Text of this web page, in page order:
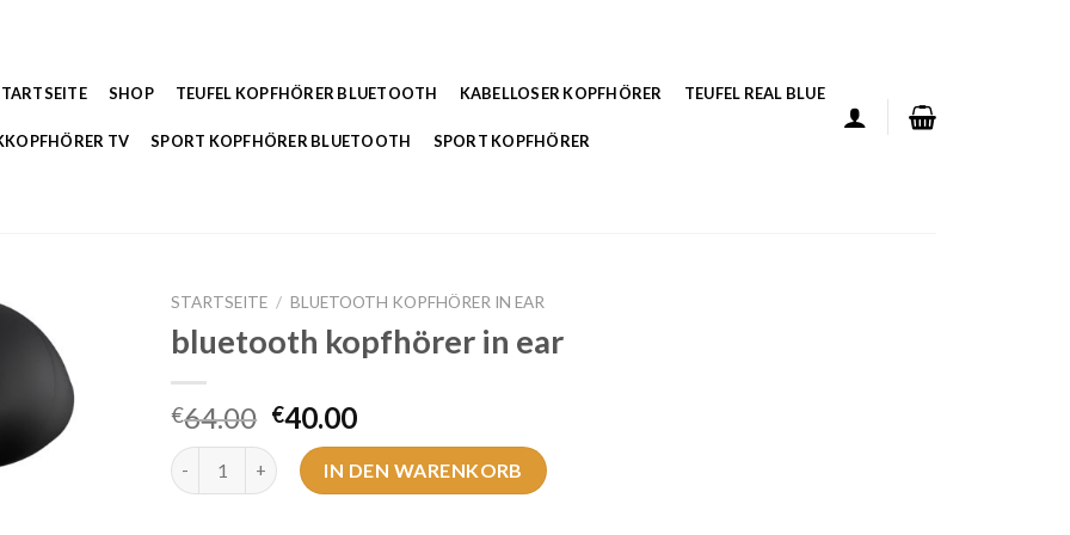
SHOP TEUFEL KOPFHÖRER BLUETOOTH KABELLOSER KOPFHÖRER TEUFEL REAL BLUE
TV SPORT KOPFHÖRER BLUETOOTH SPORT KOPFHÖRER
STARTSEITE / BLUETOOTH KOPFHÖRER IN EAR
bluetooth kopfhörer in ear
€64.00 €40.00
bluetooth kopfhörer in ear Menge
IN DEN WARENKORB